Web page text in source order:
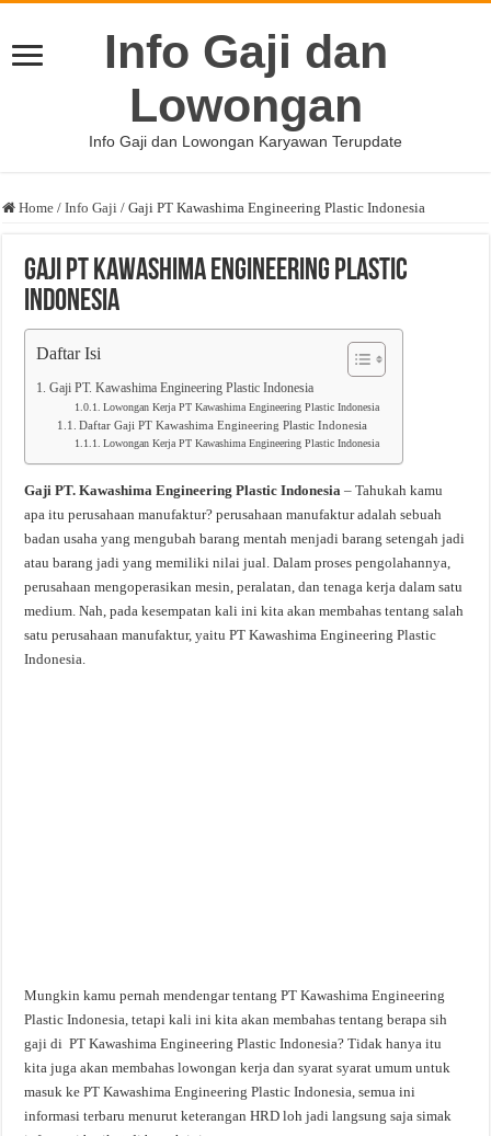
Info Gaji dan
Lowongan
Info Gaji dan Lowongan Karyawan Terupdate
Home / Info Gaji / Gaji PT Kawashima Engineering Plastic Indonesia
Gaji PT Kawashima Engineering Plastic
Indonesia
Daftar Isi
Gaji PT. Kawashima Engineering Plastic Indonesia
Lowongan Kerja PT Kawashima Engineering Plastic Indonesia
Daftar Gaji PT Kawashima Engineering Plastic Indonesia
Lowongan Kerja PT Kawashima Engineering Plastic Indonesia
Gaji PT. Kawashima Engineering Plastic Indonesia – Tahukah kamu
apa itu perusahaan manufaktur? perusahaan manufaktur adalah sebuah
badan usaha yang mengubah barang mentah menjadi barang setengah jadi
atau barang jadi yang memiliki nilai jual. Dalam proses pengolahannya,
perusahaan mengoperasikan mesin, peralatan, dan tenaga kerja dalam satu
medium. Nah, pada kesempatan kali ini kita akan membahas tentang salah
satu perusahaan manufaktur, yaitu PT Kawashima Engineering Plastic
Indonesia.
Mungkin kamu pernah mendengar tentang PT Kawashima Engineering
Plastic Indonesia, tetapi kali ini kita akan membahas tentang berapa sih
gaji di PT Kawashima Engineering Plastic Indonesia? Tidak hanya itu
kita juga akan membahas lowongan kerja dan syarat syarat umum untuk
masuk ke PT Kawashima Engineering Plastic Indonesia, semua ini
informasi terbaru menurut keterangan HRD loh jadi langsung saja simak